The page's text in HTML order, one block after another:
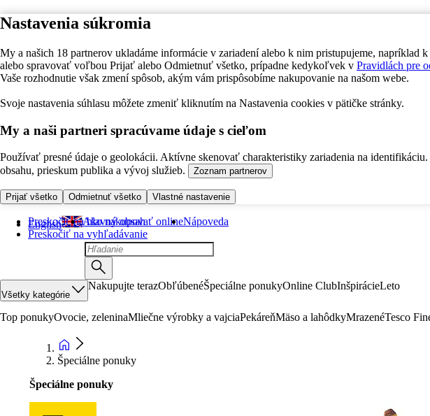
Nastavenia súkromia
My a našich 18 partnerov ukladáme informácie v zariadení alebo k nim pristupujeme,
alebo spravovať voľbou Prijať alebo Odmietnuť všetko, prípadne kedykoľvek v Pravidlách pre
Vaše rozhodnutie však zmení spôsob, akým vám prispôsobíme nakupovanie na našom webe.
Svoje nastavenia súhlasu môžete zmeniť kliknutím na Nastavenia cookies v pätičke stránky.
My a naši partneri spracúvame údaje s cieľom
Používať presné údaje o geolokácii. Aktívne skenovať charakteristiky zariadenia na
obsahu, prieskum publika a vývoj služieb.
Zoznam partnerov
Prijať všetko Odmietnuť všetko Vlastné nastavenie
Preskočiť na hlavný obsah
Preskočiť na vyhľadávanie
English Ako nakupovať onlineNápoveda
Všetky kategórie
Nakupujte terazObľúbenéŠpeciálne ponukyOnline ClubInšpirácieLeto
Top ponukyOvocie, zeleninaMliečne výrobky a vajciaPekáreňMäso a lahôdkyMrazenéTesco
Špeciálne ponuky
Špeciálne ponuky